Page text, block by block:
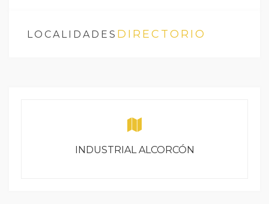
LOCALIDADES DIRECTORIO
INDUSTRIAL ALCORCÓN